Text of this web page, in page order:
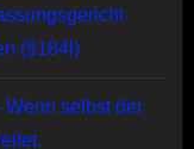
(§184l)
selbst der